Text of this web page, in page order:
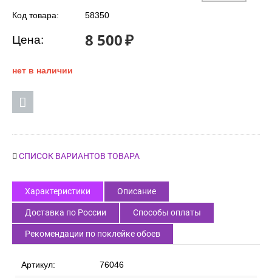
Код товара: 58350
Цена: 8 500₽
нет в наличии
СПИСОК ВАРИАНТОВ ТОВАРА
Характеристики Описание
Доставка по России Способы оплаты
Рекомендации по поклейке обоев
Артикул: 76046